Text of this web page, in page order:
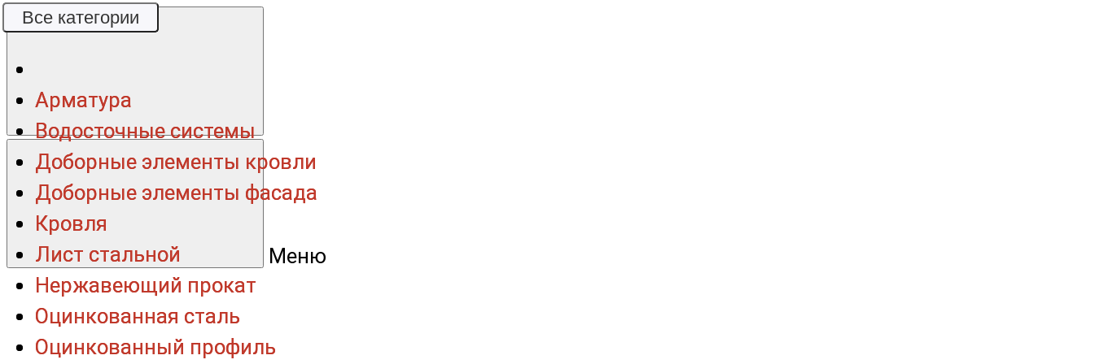
Меню
Все категории
Арматура
Водосточные системы
Доборные элементы кровли
Доборные элементы фасада
Кровля
Лист стальной
Нержавеющий прокат
Оцинкованная сталь
Оцинкованный профиль
Все категории
Арматура
Водосточные системы
Доборные элементы кровли
Доборные элементы фасада
Кровля
Лист стальной
Нержавеющий прокат
Оцинкованная сталь
Оцинкованный профиль